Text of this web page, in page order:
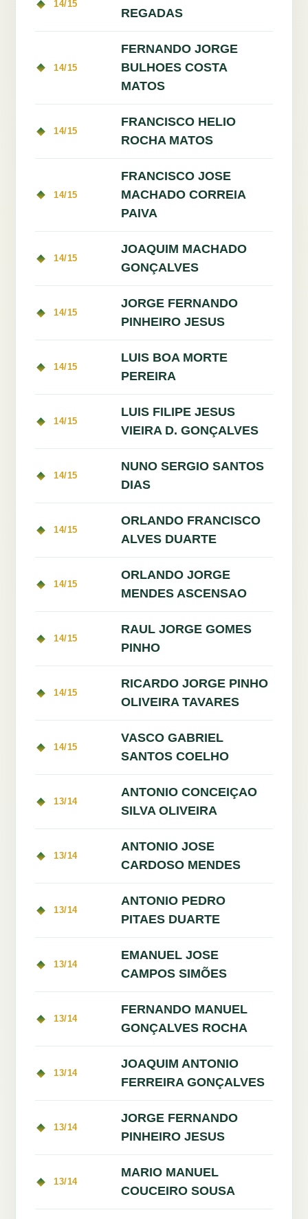
14/15
REGADAS
14/15
FERNANDO JORGE
BULHOES COSTA
MATOS
14/15
FRANCISCO HELIO
ROCHA MATOS
14/15
FRANCISCO JOSE
MACHADO CORREIA
PAIVA
14/15
JOAQUIM MACHADO
GONÇALVES
14/15
JORGE FERNANDO
PINHEIRO JESUS
14/15
LUIS BOA MORTE
PEREIRA
14/15
LUIS FILIPE JESUS
VIEIRA D. GONÇALVES
14/15
NUNO SERGIO SANTOS
DIAS
14/15
ORLANDO FRANCISCO
ALVES DUARTE
14/15
ORLANDO JORGE
MENDES ASCENSAO
14/15
RAUL JORGE GOMES
PINHO
14/15
RICARDO JORGE PINHO
OLIVEIRA TAVARES
14/15
VASCO GABRIEL
SANTOS COELHO
13/14
ANTONIO CONCEIÇAO
SILVA OLIVEIRA
13/14
ANTONIO JOSE
CARDOSO MENDES
13/14
ANTONIO PEDRO
PITAES DUARTE
13/14
EMANUEL JOSE
CAMPOS SIMÕES
13/14
FERNANDO MANUEL
GONÇALVES ROCHA
13/14
JOAQUIM ANTONIO
FERREIRA GONÇALVES
13/14
JORGE FERNANDO
PINHEIRO JESUS
13/14
MARIO MANUEL
COUCEIRO SOUSA